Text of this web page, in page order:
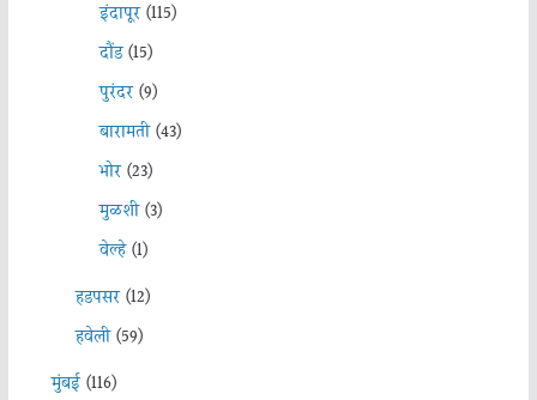
इंदापूर(115)
दौंड(15)
पुरंदर(9)
बारामती(43)
भोर(23)
मुळशी(3)
वेल्हे(1)
हडपसर(12)
हवेली(59)
मुंबई(116)